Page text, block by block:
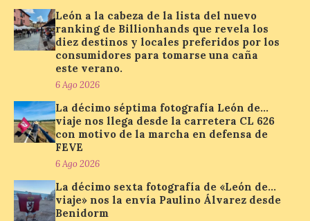
Asturias lidera el impacto
del fenómeno, con el
mayor aumento en
reservas, precios y
antelación de compra. El
auge de la demanda redefine la
planificación: reservas más anticipadas y
estancias más breves en torno al evento.
Madrid, 7 agosto de […]
Mil y una iniciativas para
disfrutar del eclipse total
de Sol en Lleida
León a la cabeza de la lista del nuevo
ranking de Billionhands que revela los
diez destinos y locales preferidos por los
consumidores para tomarse una caña
este verano.
6 Ago 2026
La décimo séptima fotografía León de…
viaje nos llega desde la carretera CL 626
con motivo de la marcha en defensa de
FEVE
6 Ago 2026
La décimo sexta fotografía de «León de…
viaje» nos la envía Paulino Álvarez desde
Benidorm